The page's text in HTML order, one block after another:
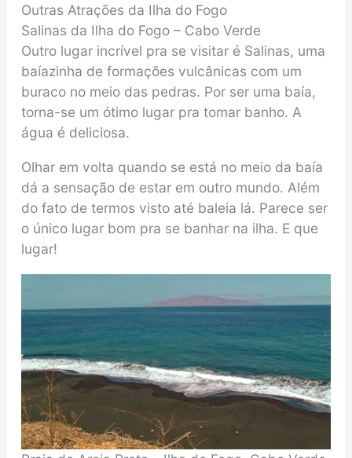
Outras Atrações da Ilha do Fogo
Salinas da Ilha do Fogo – Cabo Verde
Outro lugar incrível pra se visitar é Salinas, uma
baíazinha de formações vulcânicas com um
buraco no meio das pedras. Por ser uma baía,
torna-se um ótimo lugar pra tomar banho. A
água é deliciosa.
Olhar em volta quando se está no meio da baía
dá a sensação de estar em outro mundo. Além
do fato de termos visto até baleia lá. Parece ser
o único lugar bom pra se banhar na ilha. E que
lugar!